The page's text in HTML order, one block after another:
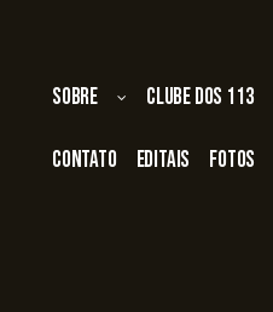
Sobre Clube dos 113
Contato Editais Fotos